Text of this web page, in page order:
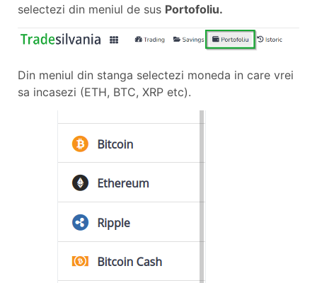
selectezi din meniul de sus Portofoliu.
Din meniul din stanga selectezi moneda in care vrei
sa incasezi (ETH, BTC, XRP etc).